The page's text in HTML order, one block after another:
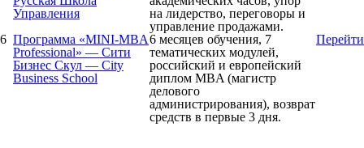
Управления
на лидерство, переговоры и
управление продажами.
6 Программа «MINI-MBA
Professional» — Сити
Бизнес Скул — City
Business School
6 месяцев обучения, 7
тематических модулей,
российский и европейский
диплом MBA (магистр
делового
администрирования), возврат
средств в первые 3 дня.
Перейти